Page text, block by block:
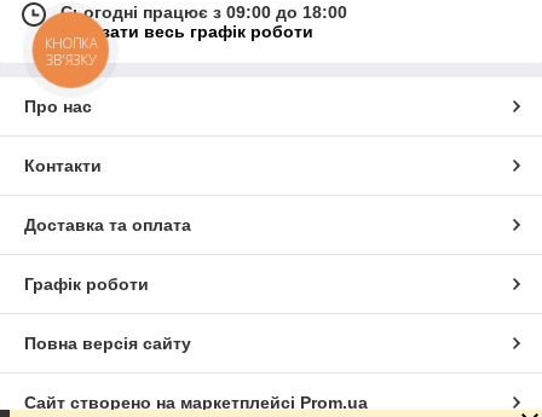
Сьогодні працює з 09:00 до 18:00
Показати весь графік роботи
Про нас
Контакти
Доставка та оплата
Графік роботи
Повна версія сайту
Сайт створено на маркетплейсі Prom.ua
КНОПКА
ЗВ'ЯЗКУ